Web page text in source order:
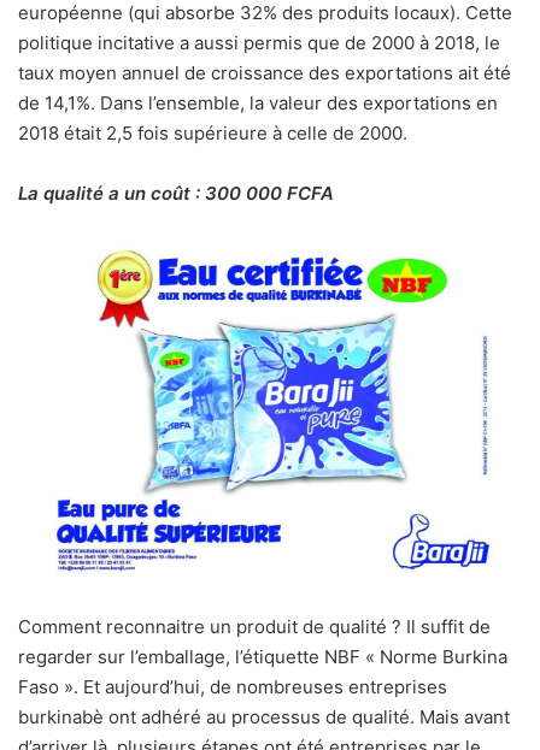
européenne (qui absorbe 32% des produits locaux). Cette
politique incitative a aussi permis que de 2000 à 2018, le
taux moyen annuel de croissance des exportations ait été
de 14,1%. Dans l’ensemble, la valeur des exportations en
2018 était 2,5 fois supérieure à celle de 2000.
La qualité a un coût : 300 000 FCFA
Comment reconnaitre un produit de qualité ? Il suffit de
regarder sur l’emballage, l’étiquette NBF « Norme Burkina
Faso ». Et aujourd’hui, de nombreuses entreprises
burkinabè ont adhéré au processus de qualité. Mais avant